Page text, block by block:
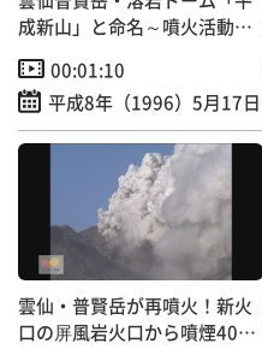
成新山」と命名～噴火活動終
00:01:10
平成8年（1996）5月17日
雲仙・普賢岳が再噴火！新火
口の屏風岩火口から噴煙400